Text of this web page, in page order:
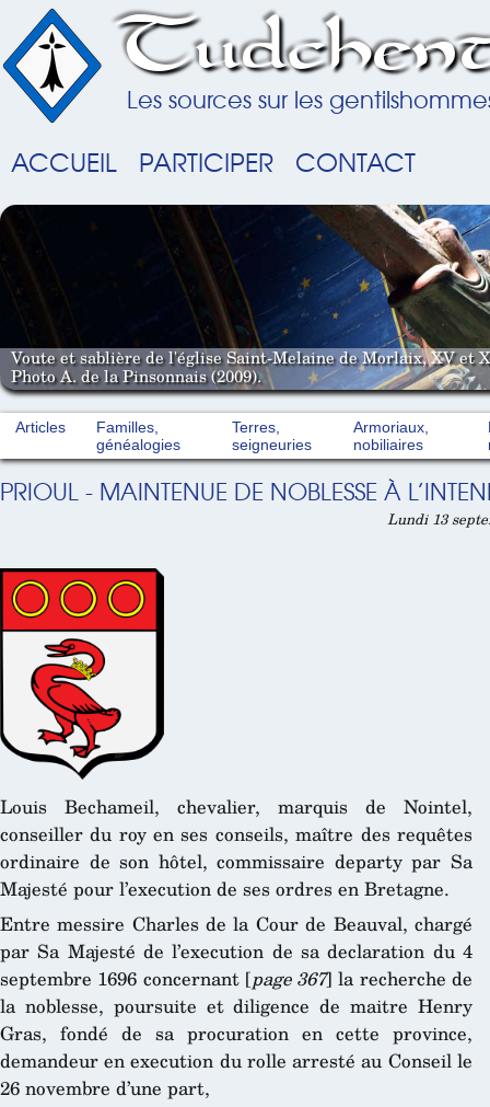
Les sources sur les
ACCUEIL PARTICIPER CONTACT
Voute et sablière de l'église Saint-Melaine de Morlaix, XV et
Photo A. de la Pinsonnais (2009).
Articles
Familles,
généalogies
Terres,
seigneuries
Armoriaux,
nobiliaires
PRIOUL - MAINTENUE DE NOBLESSE À
Lundi 13
Louis Bechameil, chevalier, marquis de Nointel,
conseiller du roy en ses conseils, maître des requêtes
ordinaire de son hôtel, commissaire departy par Sa
Majesté pour l’execution de ses ordres en Bretagne.
Entre messire Charles de la Cour de Beauval, chargé
par Sa Majesté de l’execution de sa declaration du 4
septembre 1696 concernant [page 367] la recherche de
la noblesse, poursuite et diligence de maitre Henry
Gras, fondé de sa procuration en cette province,
demandeur en execution du rolle arresté au Conseil le
26 novembre d’une part,